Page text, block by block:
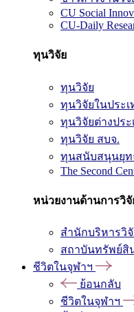
CU Social
CU-Daily
ทุนวิจัย
ทุนวิจัย
ทุนวิจัยในประเ
ทุนวิจัยต่างประ
ทุนวิจัย สบจ.
ทุนสนับสนุนยุท
The Second
หน่วยงานด้านการวิจั
สำนักบริหารวิ
สถาบันทรัพย์สิ
ชีวิตในจุฬาฯ
ย้อนกลับ
ชีวิตในจุฬาฯ